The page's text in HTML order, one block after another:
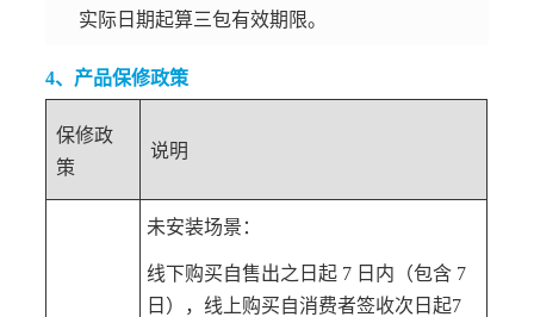
实际日期起算三包有效期限。
4、产品保修政策
保修政
策
说明
未安装场景：
线下购买自售出之日起 7 日内（包含 7
日），线上购买自消费者签收次日起7